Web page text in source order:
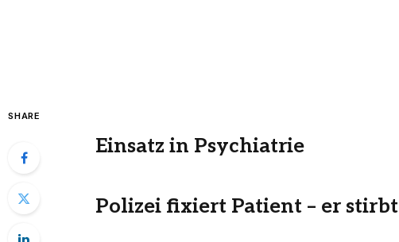
SHARE
Einsatz in Psychiatrie
Polizei fixiert Patient – er stirbt